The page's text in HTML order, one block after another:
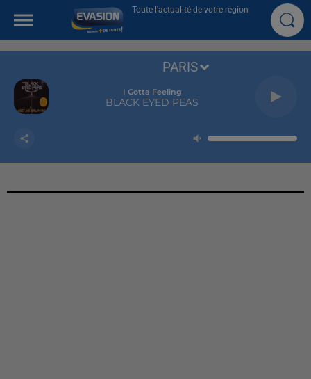
Toute l'actualité de votre région
I Gotta Feeling
BLACK EYED PEAS
PARIS